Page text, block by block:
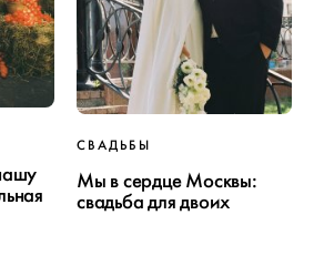
СВАДЬБЫ
Мы в сердце Москвы:
свадьба для двоих